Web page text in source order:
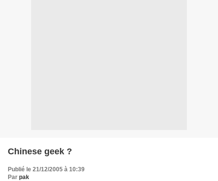
Chinese geek ?
Publié le 21/12/2005 à 10:39
Par pak